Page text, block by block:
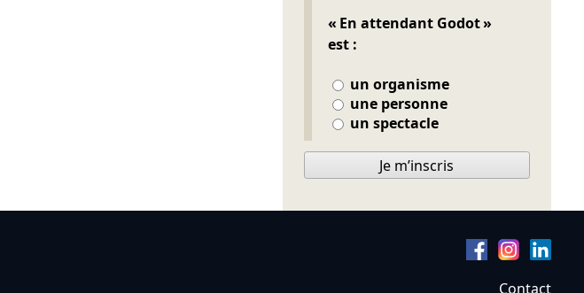
« En attendant Godot »
est :
un organisme
une personne
un spectacle
Je m’inscris
Contact